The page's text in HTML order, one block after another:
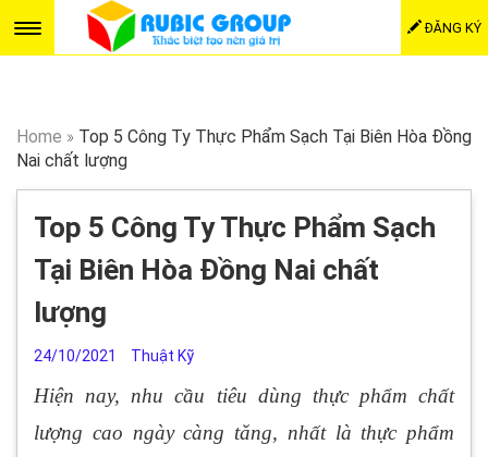
ĐĂNG KÝ
Home » Top 5 Công Ty Thực Phẩm Sạch Tại Biên Hòa Đồng
Nai chất lượng
Top 5 Công Ty Thực Phẩm Sạch
Tại Biên Hòa Đồng Nai chất
lượng
24/10/2021 Thuật Kỹ
Hiện nay, nhu cầu tiêu dùng thực phẩm chất
lượng cao ngày càng tăng, nhất là thực phẩm